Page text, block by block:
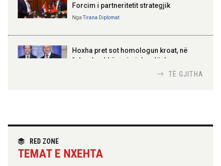
100-vjetori i themelimit të
Urdhrit të Skënderbeut
Forcim i partneritetit strategjik
NgaTirana Diplomat
Hoxha pret sot homologun kroat, në
fokus bashkëpunimi dypalësh
partneritetit strategjik
TË GJITHA
RED ZONE
TEMAT E NXEHTA